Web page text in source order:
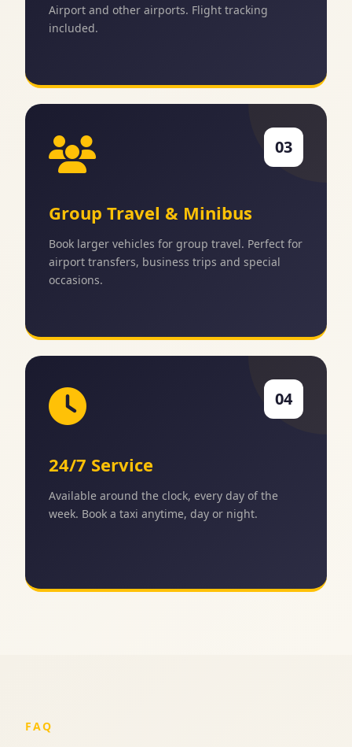
Airport and other airports. Flight tracking
included.
03
Group Travel & Minibus
Book larger vehicles for group travel. Perfect for
airport transfers, business trips and special
occasions.
04
24/7 Service
Available around the clock, every day of the
week. Book a taxi anytime, day or night.
FAQ